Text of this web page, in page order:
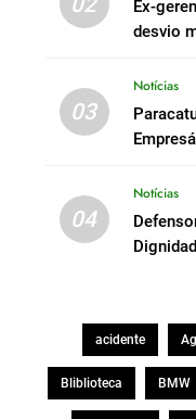
Ex-
desvio
03
Notícias
04
Notícias
acidente
Bliblioteca BMW